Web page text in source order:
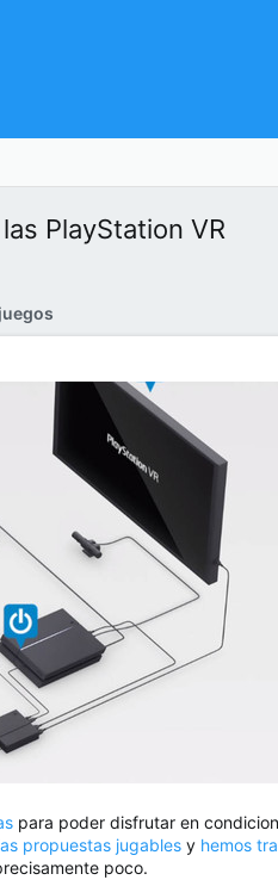
PlayStation VR
para poder disfrutar en
propuestas jugables y hemos
poco.